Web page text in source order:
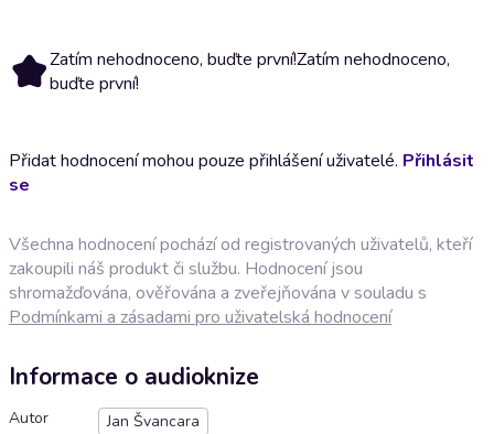
Zatím nehodnoceno, buďte první!Zatím nehodnoceno,
buďte první!
Přidat hodnocení mohou pouze přihlášení uživatelé. Přihlásit
se
Všechna hodnocení pochází od registrovaných uživatelů, kteří
zakoupili náš produkt či službu. Hodnocení jsou
shromažďována, ověřována a zveřejňována v souladu s
Podmínkami a zásadami pro uživatelská hodnocení
Informace o audioknize
Autor
Jan Švancara